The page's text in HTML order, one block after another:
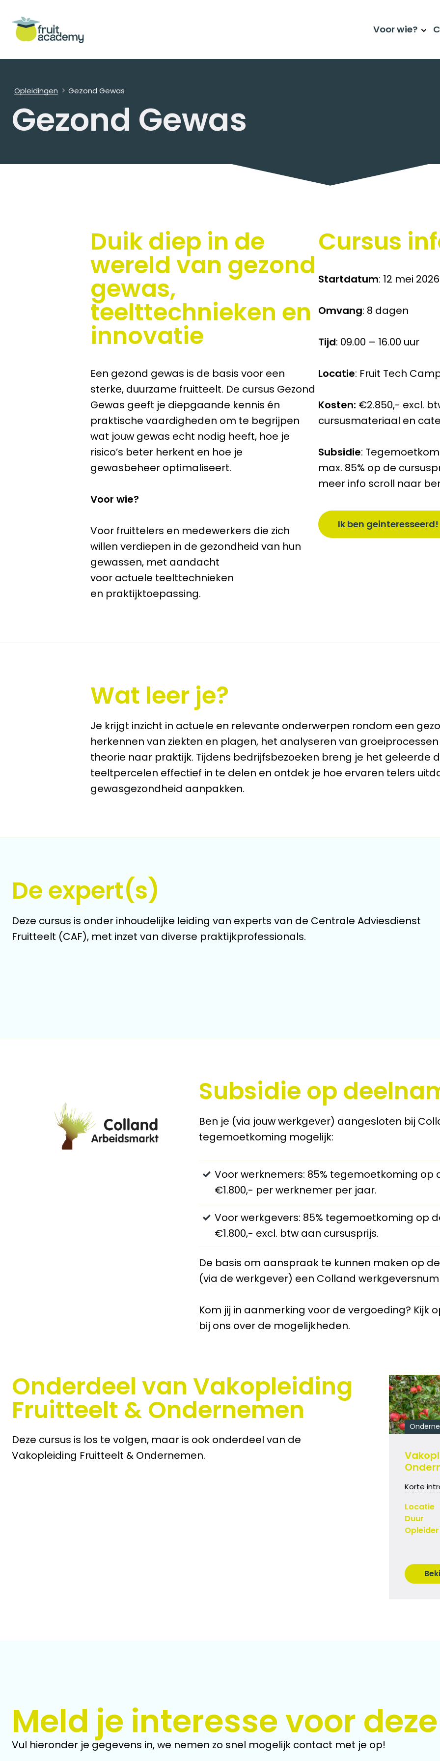
Voor wie?
Bekijk meer
Opleidingen Gezond Gewas
Gezond Gewas
Duik diep in de
wereld van gezond
gewas,
teelttechnieken en
innovatie
Een gezond gewas is de basis voor een
sterke, duurzame fruitteelt. De cursus Gezond
Gewas geeft je diepgaande kennis én
praktische vaardigheden om te begrijpen
wat jouw gewas echt nodig heeft, hoe je
risico’s beter herkent en hoe je
gewasbeheer optimaliseert.
Voor wie?
Voor fruittelers en medewerkers die zich
willen verdiepen in de gezondheid van hun
gewassen, met aandacht
voor actuele teelttechnieken
en praktijktoepassing.
Cursus
Startdatum: 12 mei 2026
Omvang: 8 dagen
Tijd: 09.00 – 16.00 uur
Locatie: Fruit Tech
Kosten: €2.850,- excl.
cursusmateriaal en
Subsidie:
max. 85% op de
meer info scroll naar
Ik ben geinteresseerd!
Wat leer je?
Je krijgt inzicht in actuele en relevante onderwerpen rondom een
herkennen van ziekten en plagen, het analyseren van
theorie naar praktijk. Tijdens bedrijfsbezoeken breng je het geleerde
teeltpercelen effectief in te delen en ontdek je hoe ervaren telers
gewasgezondheid aanpakken.
De expert(s)
Deze cursus is onder inhoudelijke leiding van experts van de Centrale Adviesdienst
Fruitteelt (CAF), met inzet van diverse praktijkprofessionals.
Subsidie op
Ben je (via jouw werkgever) aangesloten bij
tegemoetkoming mogelijk:
Voor werknemers: 85% tegemoetkoming
€1.800,- per werknemer per jaar.
Voor werkgevers: 85% tegemoetkoming op
€1.800,- excl. btw aan cursusprijs.
De basis om aanspraak te kunnen maken op
(via de werkgever) een Colland
Kom jij in aanmerking voor de vergoeding? Kijk
bij ons over de mogelijkheden.
Onderdeel van Vakopleiding
Fruitteelt & Ondernemen
Deze cursus is los te volgen, maar is ook onderdeel van de
Vakopleiding Fruitteelt & Ondernemen.
Korte
Locatie
Duur
Opleider
Meld je interesse voor
Vul hieronder je gegevens in, we nemen zo snel mogelijk contact met je op!